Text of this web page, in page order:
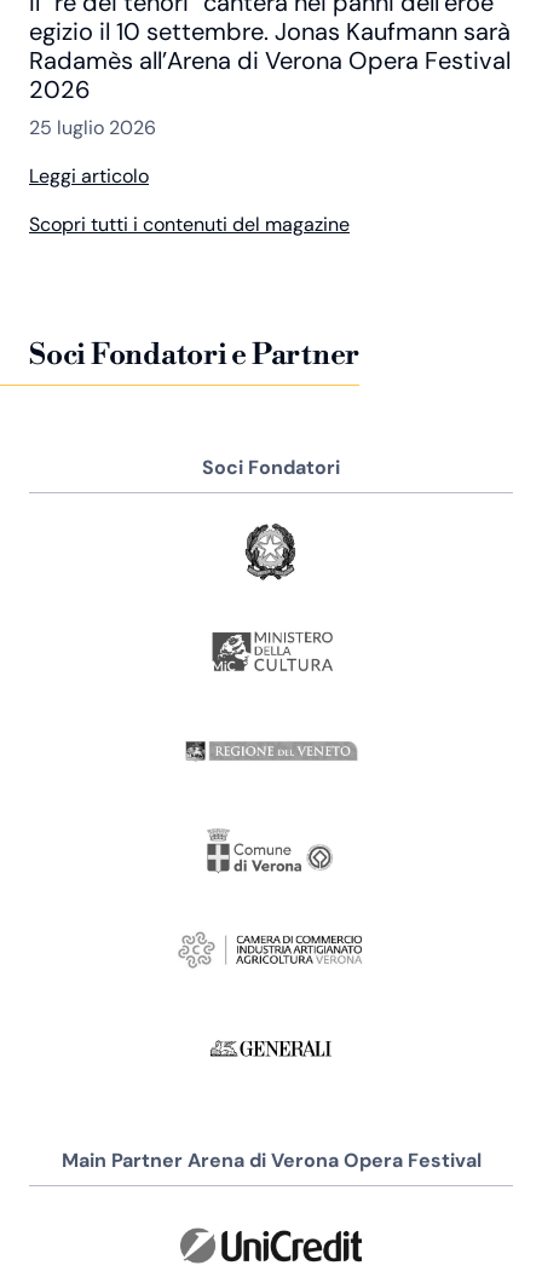
egizio il 10 settembre. Jonas Kaufmann sarà
Radamès all’Arena di Verona Opera Festival
2026
25 luglio 2026
Leggi articolo
Scopri tutti i contenuti del magazine
Soci Fondatori e Partner
Soci Fondatori
Main Partner Arena di Verona Opera Festival